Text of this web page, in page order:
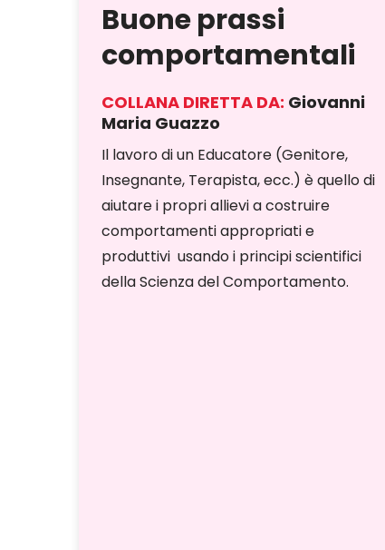
Buone prassi
comportamentali
COLLANA DIRETTA DA: Giovanni
Maria Guazzo
Il lavoro di un Educatore (Genitore,
Insegnante, Terapista, ecc.) è quello di
aiutare i propri allievi a costruire
comportamenti appropriati e
produttivi usando i principi scientifici
della Scienza del Comportamento.